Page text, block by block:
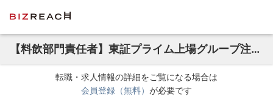
【料飲部門責任者】東証プライム上場グループ注力のホテル・旅館事業
転職・求人情報の詳細をご覧になる場合は
会員登録（無料） が必要です